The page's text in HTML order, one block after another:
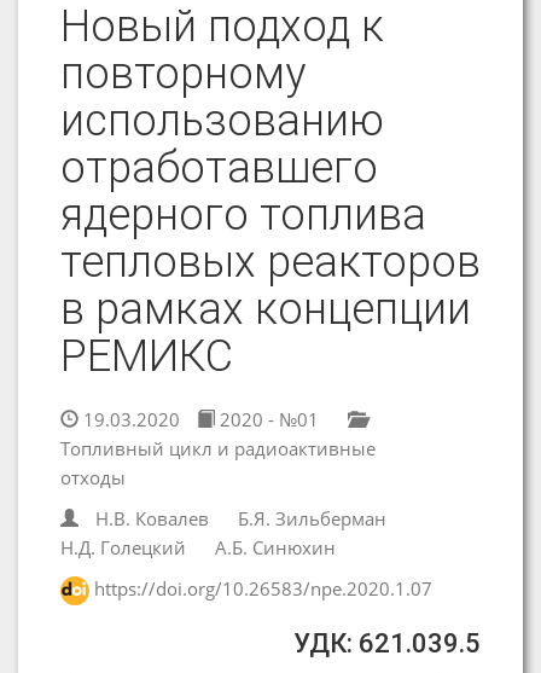
Новый подход к
повторному
использованию
отработавшего
ядерного топлива
тепловых реакторов
в рамках концепции
РЕМИКС
19.03.2020
2020 - №01
Топливный цикл и радиоактивные
отходы
Н.В. Ковалев
Б.Я. Зильберман
Н.Д. Голецкий
А.Б. Синюхин
https://doi.org/10.26583/npe.2020.1.07
УДК: 621.039.5